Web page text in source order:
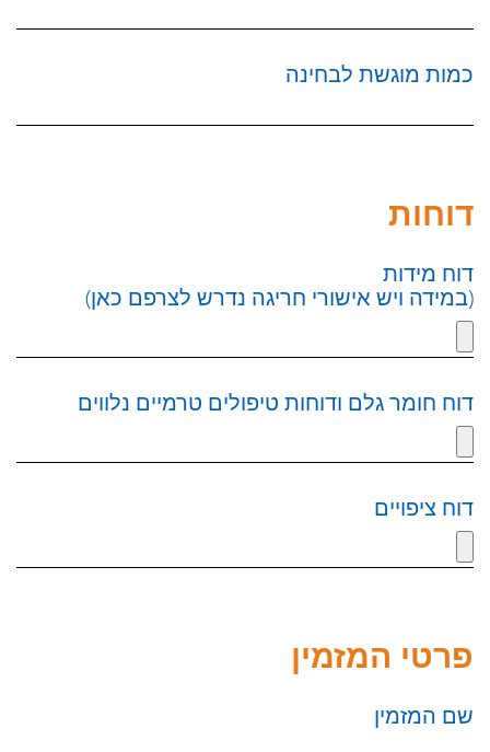
כמות מוגשת לבחינה
דוחות
דוח מידות
(במידה ויש אישורי חריגה נדרש לצרפם כאן)
דוח חומר גלם ודוחות טיפולים טרמיים נלווים
דוח ציפויים
פרטי המזמין
שם המזמין